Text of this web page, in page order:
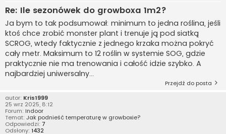
Re: Ile sezonówek do growboxa 1m2?
Ja bym to tak podsumował: minimum to jedna roślina, jeśli
ktoś chce zrobić monster plant i trenuje ją pod siatką
SCROG, wtedy faktycznie z jednego krzaka można pokryć
cały metr. Maksimum to 12 roślin w systemie SOG, gdzie
praktycznie nie ma trenowania i całość idzie szybko. A
najbardziej uniwersalny...
Przejdź do posta
autor: Kris1999
25 wrz 2025, 8:12
Forum: Indoor
Temat: Jak podnieść temperaturę w growboxie?
Odpowiedzi: 7
Odsłony: 1432